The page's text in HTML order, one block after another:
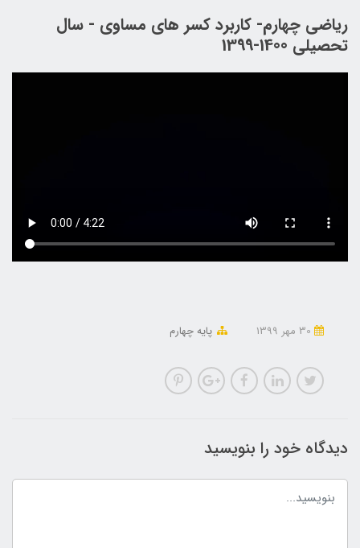
ریاضی چهارم- کاربرد کسر های مساوی - سال
تحصیلی 1400-1399
پایه چهارم
دیدگاه خود را بنویسید